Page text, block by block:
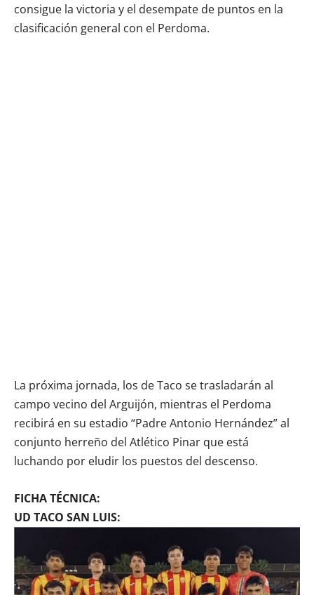
consigue la victoria y el desempate de puntos en la
clasificación general con el Perdoma.
La próxima jornada, los de Taco se trasladarán al
campo vecino del Arguijón, mientras el Perdoma
recibirá en su estadio “Padre Antonio Hernández” al
conjunto herreño del Atlético Pinar que está
luchando por eludir los puestos del descenso.
FICHA TÉCNICA:
UD TACO SAN LUIS: